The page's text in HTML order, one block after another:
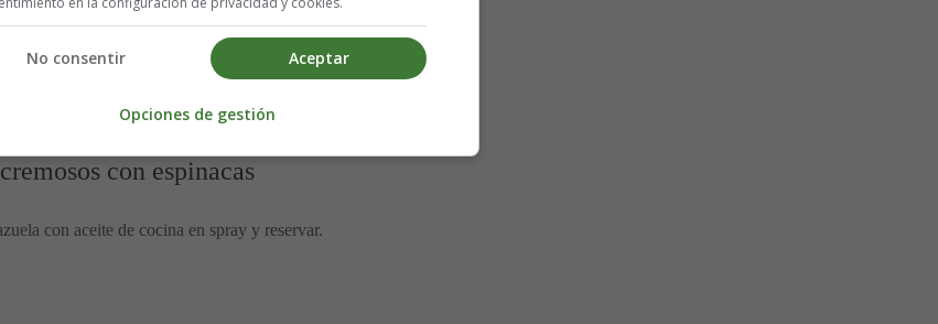
con espinacas
con aceite de cocina en spray y reservar.
Aceptar
No consentir
Opciones de gestión